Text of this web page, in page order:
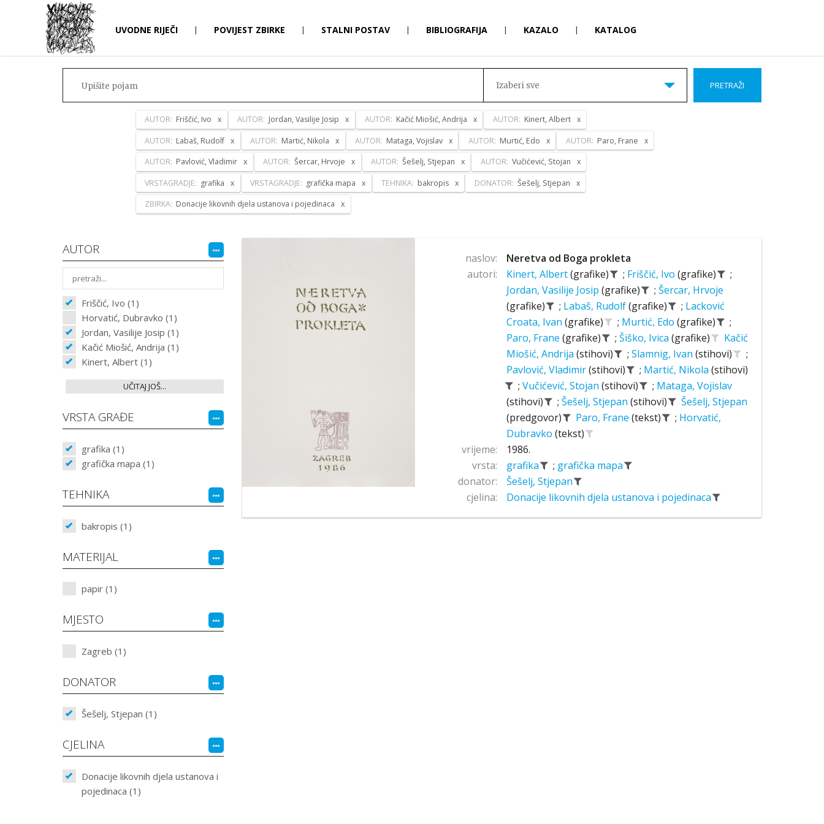
UVODNE RIJEČI | POVIJEST ZBIRKE | STALNI POSTAV | BIBLIOGRAFIJA | KAZALO | KATALOG
Izaberi sve PRETRAŽI
AUTOR: Friščić, Ivo AUTOR: Jordan, Vasilije Josip AUTOR: Kačić Miošić, Andrija AUTOR: Kinert, Albert
AUTOR: Labaš, Rudolf AUTOR: Martić, Nikola AUTOR: Mataga, Vojislav AUTOR: Murtić, Edo AUTOR: Paro, Frane
AUTOR: Pavlović, Vladimir AUTOR: Šercar, Hrvoje AUTOR: Šešelj, Stjepan AUTOR: Vučićević, Stojan
VRSTAGRADJE: grafika VRSTAGRADJE: grafička mapa TEHNIKA: bakropis DONATOR: Šešelj, Stjepan
ZBIRKA: Donacije likovnih djela ustanova i pojedinaca
AUTOR
Friščić, Ivo (1)
Horvatić, Dubravko (1)
Jordan, Vasilije Josip (1)
Kačić Miošić, Andrija (1)
Kinert, Albert (1)
UČITAJ JOŠ...
VRSTA GRAĐE
grafika (1)
grafička mapa (1)
TEHNIKA
bakropis (1)
MATERIJAL
papir (1)
MJESTO
Zagreb (1)
DONATOR
Šešelj, Stjepan (1)
CJELINA
Donacije likovnih djela ustanova i
pojedinaca (1)
naslov:
Neretva od Boga prokleta
autori:
Kinert, Albert(grafike) ; Friščić, Ivo (grafike)
;
Jordan, Vasilije Josip (grafike) ; Šercar, Hrvoje
(grafike)
; Labaš, Rudolf(grafike) ; Lacković
Croata, Ivan (grafike) ; Murtić, Edo (grafike)
;
Paro, Frane (grafike) ; Šiško, Ivica (grafike)
Kačić
Miošić, Andrija (stihovi) ; Slamnig, Ivan (stihovi)
;
Pavlović, Vladimir(stihovi) ; Martić, Nikola (stihovi)
; Vučićević, Stojan (stihovi) ; Mataga, Vojislav
(stihovi)
; Šešelj, Stjepan (stihovi)
Šešelj, Stjepan
(predgovor)
Paro, Frane (tekst) ; Horvatić,
Dubravko (tekst)
vrijeme:
1986.
vrsta:
grafika ; grafička mapa
donator:
Šešelj, Stjepan
cjelina:
Donacije likovnih djela ustanova i pojedinaca